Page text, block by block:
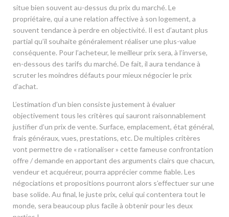
situe bien souvent au-dessus du prix du marché. Le
propriétaire, qui a une relation affective à son logement, a
souvent tendance à perdre en objectivité. Il est d’autant plus
partial qu’il souhaite généralement réaliser une plus-value
conséquente. Pour l’acheteur, le meilleur prix sera, à l’inverse,
en-dessous des tarifs du marché. De fait, il aura tendance à
scruter les moindres défauts pour mieux négocier le prix
d’achat.
L’estimation d’un bien consiste justement à évaluer
objectivement tous les critères qui sauront raisonnablement
justifier d’un prix de vente. Surface, emplacement, état général,
frais généraux, vues, prestations, etc. De multiples critères
vont permettre de « rationaliser » cette fameuse confrontation
offre / demande en apportant des arguments clairs que chacun,
vendeur et acquéreur, pourra apprécier comme fiable. Les
négociations et propositions pourront alors s’effectuer sur une
base solide. Au final, le juste prix, celui qui contentera tout le
monde, sera beaucoup plus facile à obtenir pour les deux